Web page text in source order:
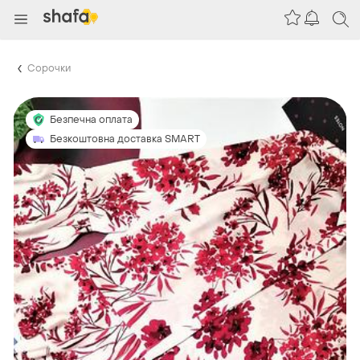
Сорочки
Безпечна оплата
Безкоштовна доставка SMART